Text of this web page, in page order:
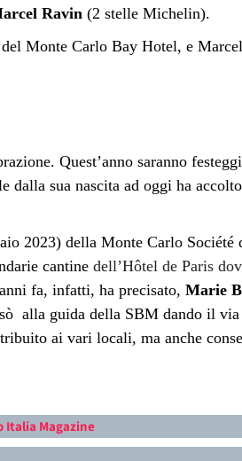
Ravin(2 stelle Michelin).
Monte Carlo Bay Hotel, e
Quest’anno saranno
dalla sua nascita ad oggi ha
2023) della Monte Carlo Société
cantine dell’Hôtel de Paris
fa, infatti, ha precisato, Marie
òalla guida della SBM dando il via
ai vari locali, ma anche
Italia Magazine